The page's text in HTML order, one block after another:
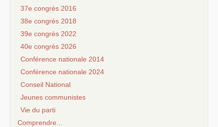
37e congrès 2016
38e congrès 2018
39e congrès 2022
40e congrès 2026
Conférence nationale 2014
Conférence nationale 2024
Conseil National
Jeunes communistes
Vie du parti
Comprendre...